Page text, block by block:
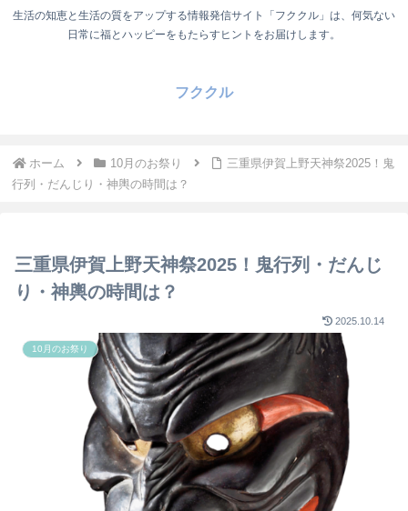
生活の知恵と生活の質をアップする情報発信サイト「フククル」は、何気ない
日常に福とハッピーをもたらすヒントをお届けします。
フククル
ホーム 10月のお祭り
三重県伊賀上野天神祭2025！鬼
行列・だんじり・神輿の時間は？
三重県伊賀上野天神祭2025！鬼行列・だんじ
り・神輿の時間は？
2025.10.14
10月のお祭り